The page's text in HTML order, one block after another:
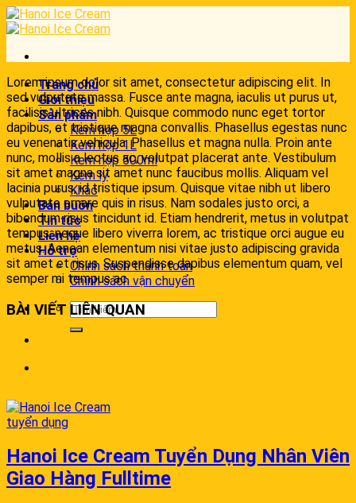
Skip
to
Trang chủ
Giới thiệu
Sản phẩm
Kem hộp 5L
Kem hộp 1L
Kem hộp 500ml
Kem ly
Khác
Bán buôn
Tin tức
Liên hệ
Hỗ trợ
Chính sách thanh toán
Chính sách vận chuyển
Lorem ipsum dolor sit amet, consectetur adipiscing elit. In
sed vulputate massa. Fusce ante magna, iaculis ut purus ut,
facilisis ultrices nibh. Quisque commodo nunc eget tortor
dapibus, et tristique magna convallis. Phasellus egestas nunc
eu venenatis vehicula. Phasellus et magna nulla. Proin ante
nunc, mollis a lectus ac, volutpat placerat ante. Vestibulum
sit amet magna sit amet nunc faucibus mollis. Aliquam vel
lacinia purus, id tristique ipsum. Quisque vitae nibh ut libero
vulputate ornare quis in risus. Nam sodales justo orci, a
bibendum risus tincidunt id. Etiam hendrerit, metus in volutpat
tempus, neque libero viverra lorem, ac tristique orci augue eu
metus. Aenean elementum nisi vitae justo adipiscing gravida
sit amet et risus. Suspendisse dapibus elementum quam, vel
semper mi tempus ac.
BÀI VIẾT LIÊN QUAN
Hanoi Ice Cream Tuyển Dụng Nhân Viên
Giao Hàng Fulltime